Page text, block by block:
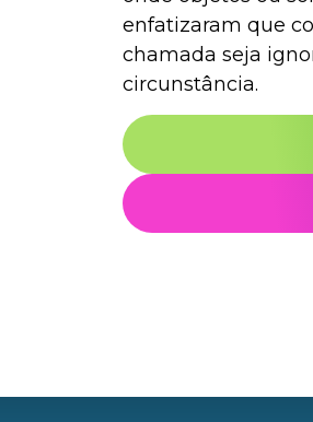
enfatizaram que
chamada seja
circunstância.